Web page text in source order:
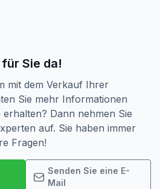
Sie da!
mit dem Verkauf Ihrer
Sie mehr Informationen
Dann nehmen Sie
auf. Sie haben immer
Fragen!
Senden Sie eine E-
Mail